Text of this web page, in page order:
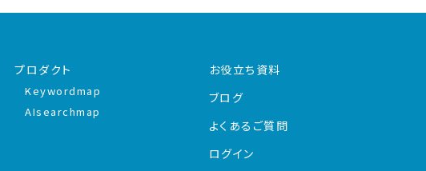
プロダクト
Keywordmap
AIsearchmap
お役立ち資料
ブログ
よくあるご質問
ログイン